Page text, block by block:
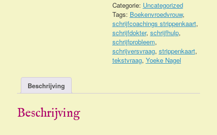
Categorie: Uncategorized
Tags: Boekenvroedvrouw,
schrijfcoachings strippenkaart,
schrijfdokter, schrijfhulp,
schrijfprobleem,
schrijversvraag, strippenkaart,
tekstvraag, Yoeke Nagel
Beschrijving
Beschrijving